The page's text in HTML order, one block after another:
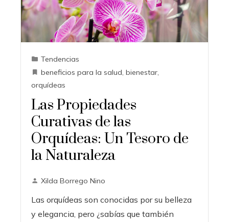
Tendencias
beneficios para la salud, bienestar,
orquídeas
Las Propiedades
Curativas de las
Orquídeas: Un Tesoro de
la Naturaleza
Xilda Borrego Nino
Las orquídeas son conocidas por su belleza
y elegancia, pero ¿sabías que también